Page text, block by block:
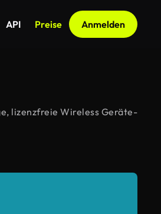
API Preise Anmelden
lizenzfreie Wireless Geräte-